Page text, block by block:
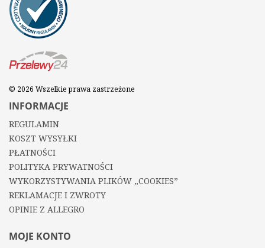
© 2026 Wszelkie prawa zastrzeżone
INFORMACJE
REGULAMIN
KOSZT WYSYŁKI
PŁATNOŚCI
POLITYKA PRYWATNOŚCI
WYKORZYSTYWANIA PLIKÓW „COOKIES”
REKLAMACJE I ZWROTY
OPINIE Z ALLEGRO
MOJE KONTO